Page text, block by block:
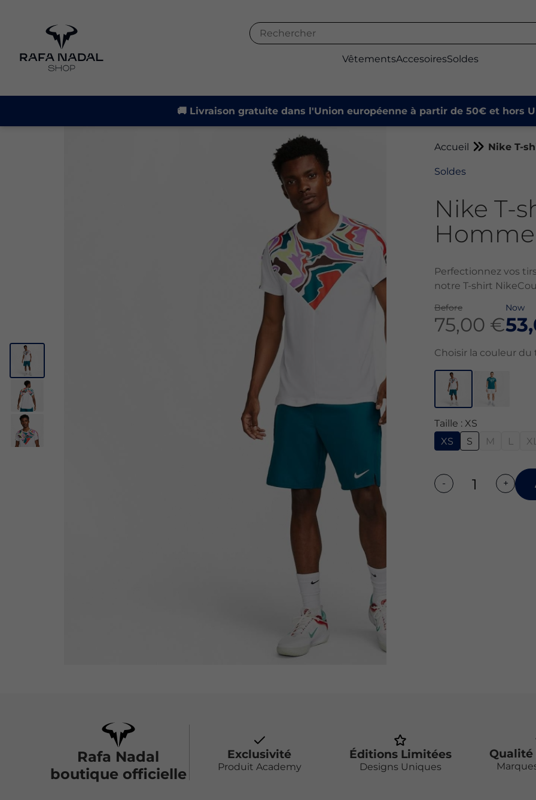
VêtementsAccesoiresSoldes
🚚 Livraison gratuite dans l'Union européenne à partir de 50€ et hors
Accueil Nike T-
Soldes
Nike T-
Homme
Perfectionnez vos
notre T-shirt
Before
75,00 €
Now
Choisir la couleur du
Taille : XS
XS
S M L XL
Rafa Nadal
boutique officielle
Exclusivité
Produit Academy
Éditions Limitées
Designs Uniques
Qualité